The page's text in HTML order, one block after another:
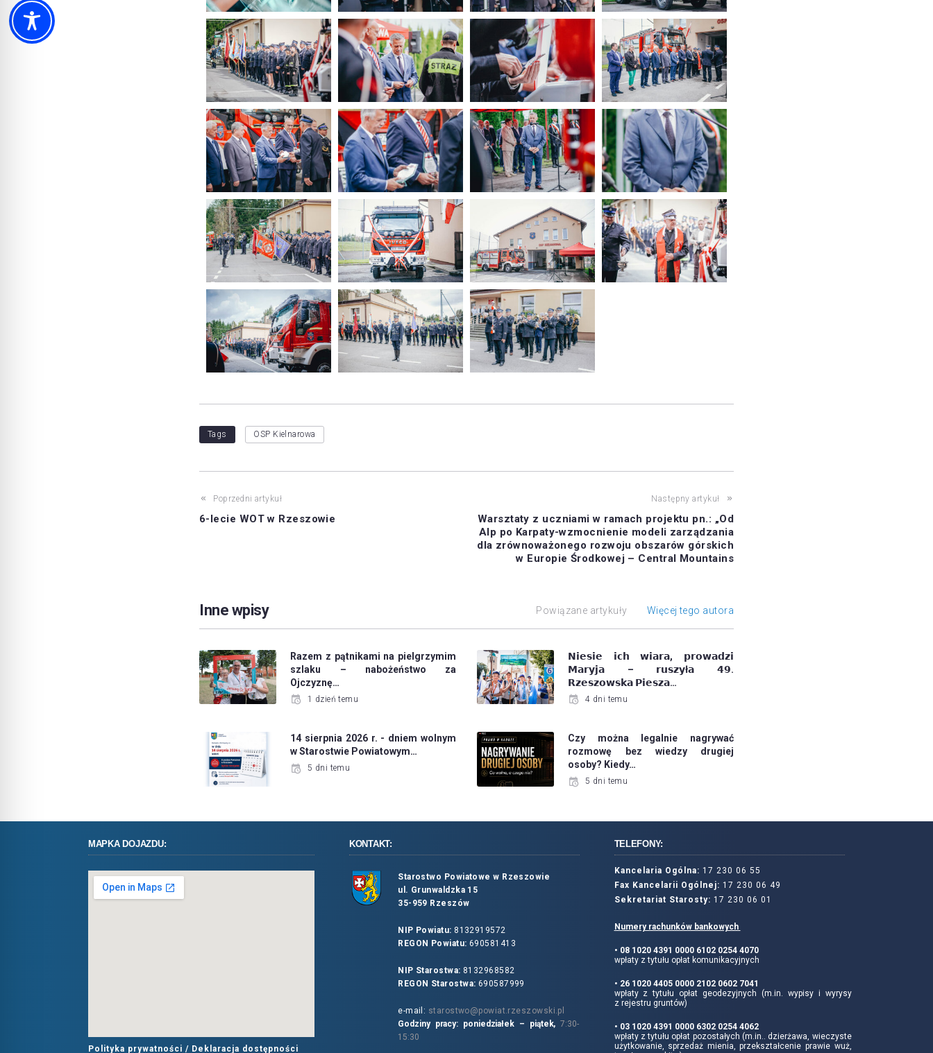
Tags OSP Kielnarowa
Poprzedni artykuł
6-lecie WOT w Rzeszowie
Następny artykuł
Warsztaty z uczniami w ramach projektu pn.: „Od
Alp po Karpaty-wzmocnienie modeli zarządzania
dla zrównoważonego rozwoju obszarów górskich
w Europie Środkowej – Central Mountains
Inne wpisy Powiązane artykuły Więcej tego autora
Razem z pątnikami na pielgrzymim
szlaku – nabożeństwo za
Ojczyznę…
1 dzień temu
𝗡𝗶𝗲𝘀𝗶𝗲 𝗶𝗰𝗵 𝘄𝗶𝗮𝗿𝗮, 𝗽𝗿𝗼𝘄𝗮𝗱𝘇𝗶
𝗠𝗮𝗿𝘆𝗷𝗮 – 𝗿𝘂𝘀𝘇𝘆ł𝗮 𝟰𝟵.
𝗥𝘇𝗲𝘀𝘇𝗼𝘄𝘀𝗸𝗮 𝗣𝗶𝗲𝘀𝘇𝗮…
4 dni temu
14 sierpnia 2026 r. - dniem wolnym
w Starostwie Powiatowym…
5 dni temu
Czy można legalnie nagrywać
rozmowę bez wiedzy drugiej
osoby? Kiedy…
5 dni temu
MAPKA DOJAZDU:
Polityka prywatności / Deklaracja dostępności
KONTAKT:
Starostwo Powiatowe w Rzeszowie
ul. Grunwaldzka 15
35-959 Rzeszów
NIP Powiatu: 8132919572
REGON Powiatu: 690581413
NIP Starostwa: 8132968582
REGON Starostwa: 690587999
e-mail: starostwo@powiat.rzeszowski.pl
Godziny pracy: poniedziałek – piątek,7:30-
15:30
TELEFONY:
Kancelaria Ogólna: 17 230 06 55
Fax Kancelarii Ogólnej: 17 230 06 49
Sekretariat Starosty: 17 230 06 01
Numery rachunków bankowych
• 08 1020 4391 0000 6102 0254 4070
wpłaty z tytułu opłat komunikacyjnych
• 26 1020 4405 0000 2102 0602 7041
wpłaty z tytułu opłat geodezyjnych (m.in. wypisy i wyrysy
z rejestru gruntów)
• 03 1020 4391 0000 6302 0254 4062
wpłaty z tytułu opłat pozostałych (m.in.. dzierżawa, wieczyste
użytkowanie, sprzedaż mienia, przekształcenie prawie wuż,